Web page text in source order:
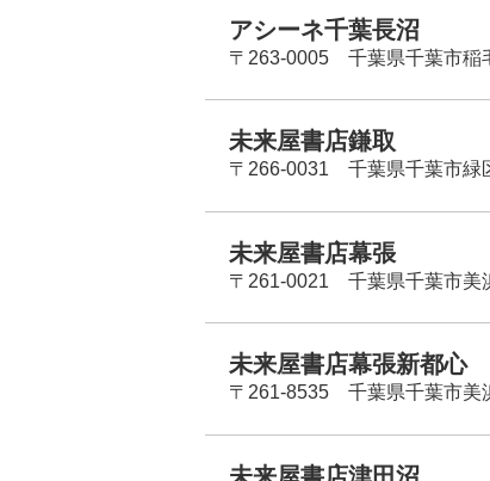
アシーネ千葉長沼
〒263-0005 千葉県千葉市稲
未来屋書店鎌取
〒266-0031 千葉県千葉市緑
未来屋書店幕張
〒261-0021 千葉県千葉市美
未来屋書店幕張新都心
〒261-8535 千葉県千葉市美